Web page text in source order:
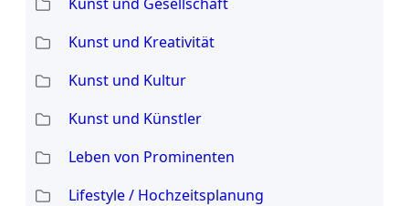
Kunst und Kreativität
Kunst und Kultur
Kunst und Künstler
Leben von Prominenten
Lifestyle / Hochzeitsplanung